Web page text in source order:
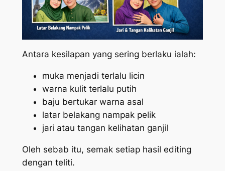
Antara kesilapan yang sering berlaku ialah:
muka menjadi terlalu licin
warna kulit terlalu putih
baju bertukar warna asal
latar belakang nampak pelik
jari atau tangan kelihatan ganjil
Oleh sebab itu, semak setiap hasil editing
dengan teliti.